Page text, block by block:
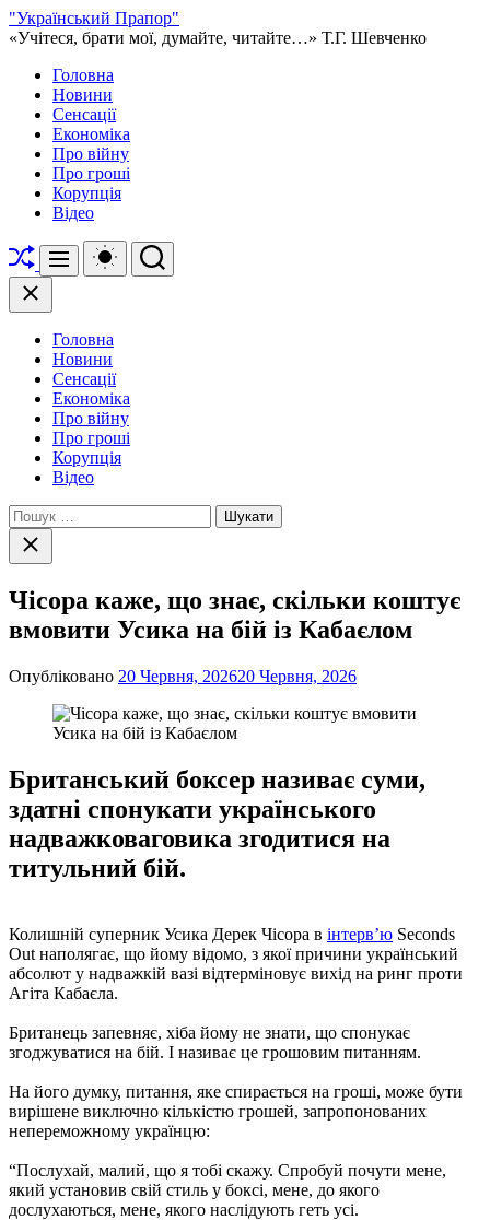
Перейти
до
"Український Прапор"
«Учітеся, брати мої, думайте, читайте…» Т.Г. Шевченко
Головна
Новини
Сенсації
Економіка
Про війну
Про гроші
Корупція
Відео
Перетасувати
Меню
Перемикач
кольорового
Пошук
Закрити
Головна
Новини
Сенсації
Економіка
Про війну
Про гроші
Корупція
Відео
Пошук:
Закрити
пошук
Чісора каже, що знає, скільки коштує
вмовити Усика на бій із Кабаєлом
Опубліковано 20 Червня, 202620 Червня, 2026
Британський боксер називає суми,
здатні спонукати українського
надважковаговика згодитися на
титульний бій.
Колишній суперник Усика Дерек Чісора в інтерв’ю Seconds
Out наполягає, що йому відомо, з якої причини український
абсолют у надважкій вазі відтерміновує вихід на ринг проти
Агіта Кабаєла.
Британець запевняє, хіба йому не знати, що спонукає
згоджуватися на бій. І називає це грошовим питанням.
На його думку, питання, яке спирається на гроші, може бути
вирішене виключно кількістю грошей, запропонованих
непереможному українцю:
“Послухай, малий, що я тобі скажу. Спробуй почути мене,
який установив свій стиль у боксі, мене, до якого
дослухаються, мене, якого наслідують геть усі.